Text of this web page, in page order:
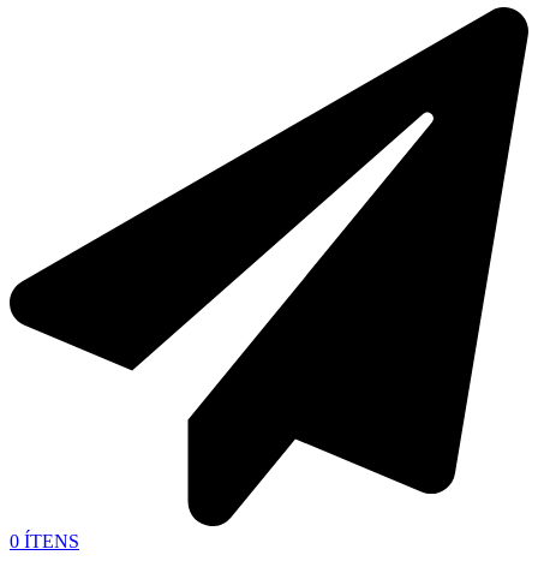
0 ÍTENS